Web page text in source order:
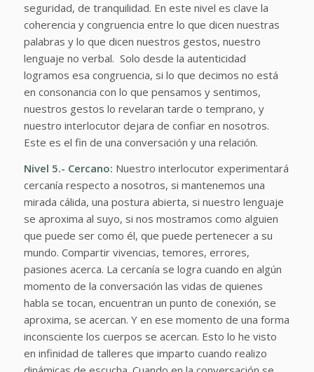
seguridad, de tranquilidad. En este nivel es clave la
coherencia y congruencia entre lo que dicen nuestras
palabras y lo que dicen nuestros gestos, nuestro
lenguaje no verbal. Solo desde la autenticidad
logramos esa congruencia, si lo que decimos no está
en consonancia con lo que pensamos y sentimos,
nuestros gestos lo revelaran tarde o temprano, y
nuestro interlocutor dejara de confiar en nosotros.
Este es el fin de una conversación y una relación.
Nivel 5.- Cercano: Nuestro interlocutor experimentará
cercanía respecto a nosotros, si mantenemos una
mirada cálida, una postura abierta, si nuestro lenguaje
se aproxima al suyo, si nos mostramos como alguien
que puede ser como él, que puede pertenecer a su
mundo. Compartir vivencias, temores, errores,
pasiones acerca. La cercanía se logra cuando en algún
momento de la conversación las vidas de quienes
habla se tocan, encuentran un punto de conexión, se
aproxima, se acercan. Y en ese momento de una forma
inconsciente los cuerpos se acercan. Esto lo he visto
en infinidad de talleres que imparto cuando realizo